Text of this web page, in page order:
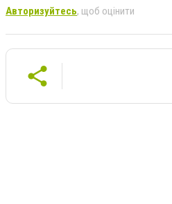
Авторизуйтесь, щоб оцінити